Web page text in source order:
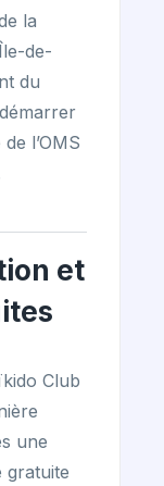
la
de-
du
l’OMS
et
Club
une
gratuite